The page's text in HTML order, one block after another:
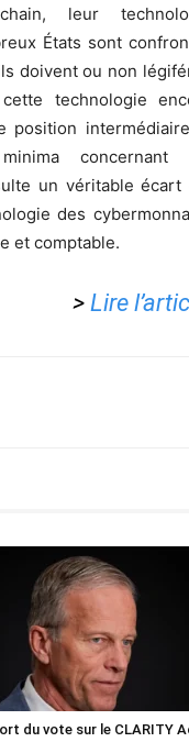
leur
États sont
doivent ou non
technologie
position
concernant
un véritable écart
des
et comptable.
> Lire
du vote sur le CLARITY